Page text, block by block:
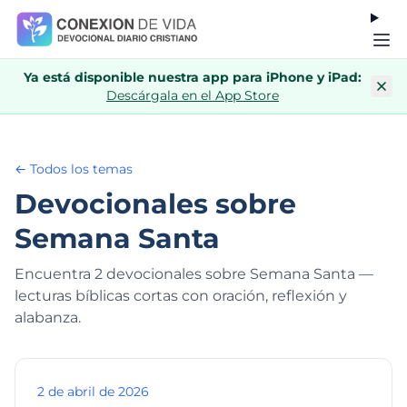
Ya está disponible nuestra app para iPhone y iPad:
Descárgala en el App Store
← Todos los temas
Devocionales sobre
Semana Santa
Encuentra 2 devocionales sobre Semana Santa —
lecturas bíblicas cortas con oración, reflexión y
alabanza.
2 de abril de 2026